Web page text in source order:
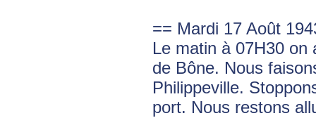
== Mardi 17 Août
Le matin à 07H30 on
de Bône. Nous
Philippeville.
port. Nous restons